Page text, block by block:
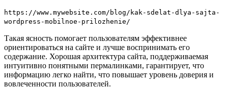
https://www.mywebsite.com/blog/kak-sdelat-dlya-sajta-
wordpress-mobilnoe-prilozhenie/
Такая ясность помогает пользователям эффективнее
ориентироваться на сайте и лучше воспринимать его
содержание. Хорошая архитектура сайта, поддерживаемая
интуитивно понятными пермалинками, гарантирует, что
информацию легко найти, что повышает уровень доверия и
вовлеченности пользователей.